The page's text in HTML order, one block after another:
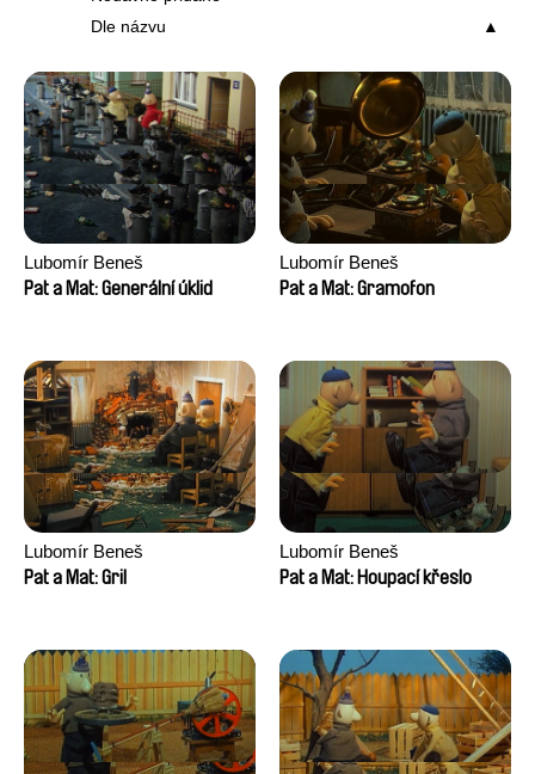
Dle názvu
Lubomír Beneš
Pat a Mat: Generální úklid
Lubomír Beneš
Pat a Mat: Gramofon
Lubomír Beneš
Pat a Mat: Gril
Lubomír Beneš
Pat a Mat: Houpací křeslo